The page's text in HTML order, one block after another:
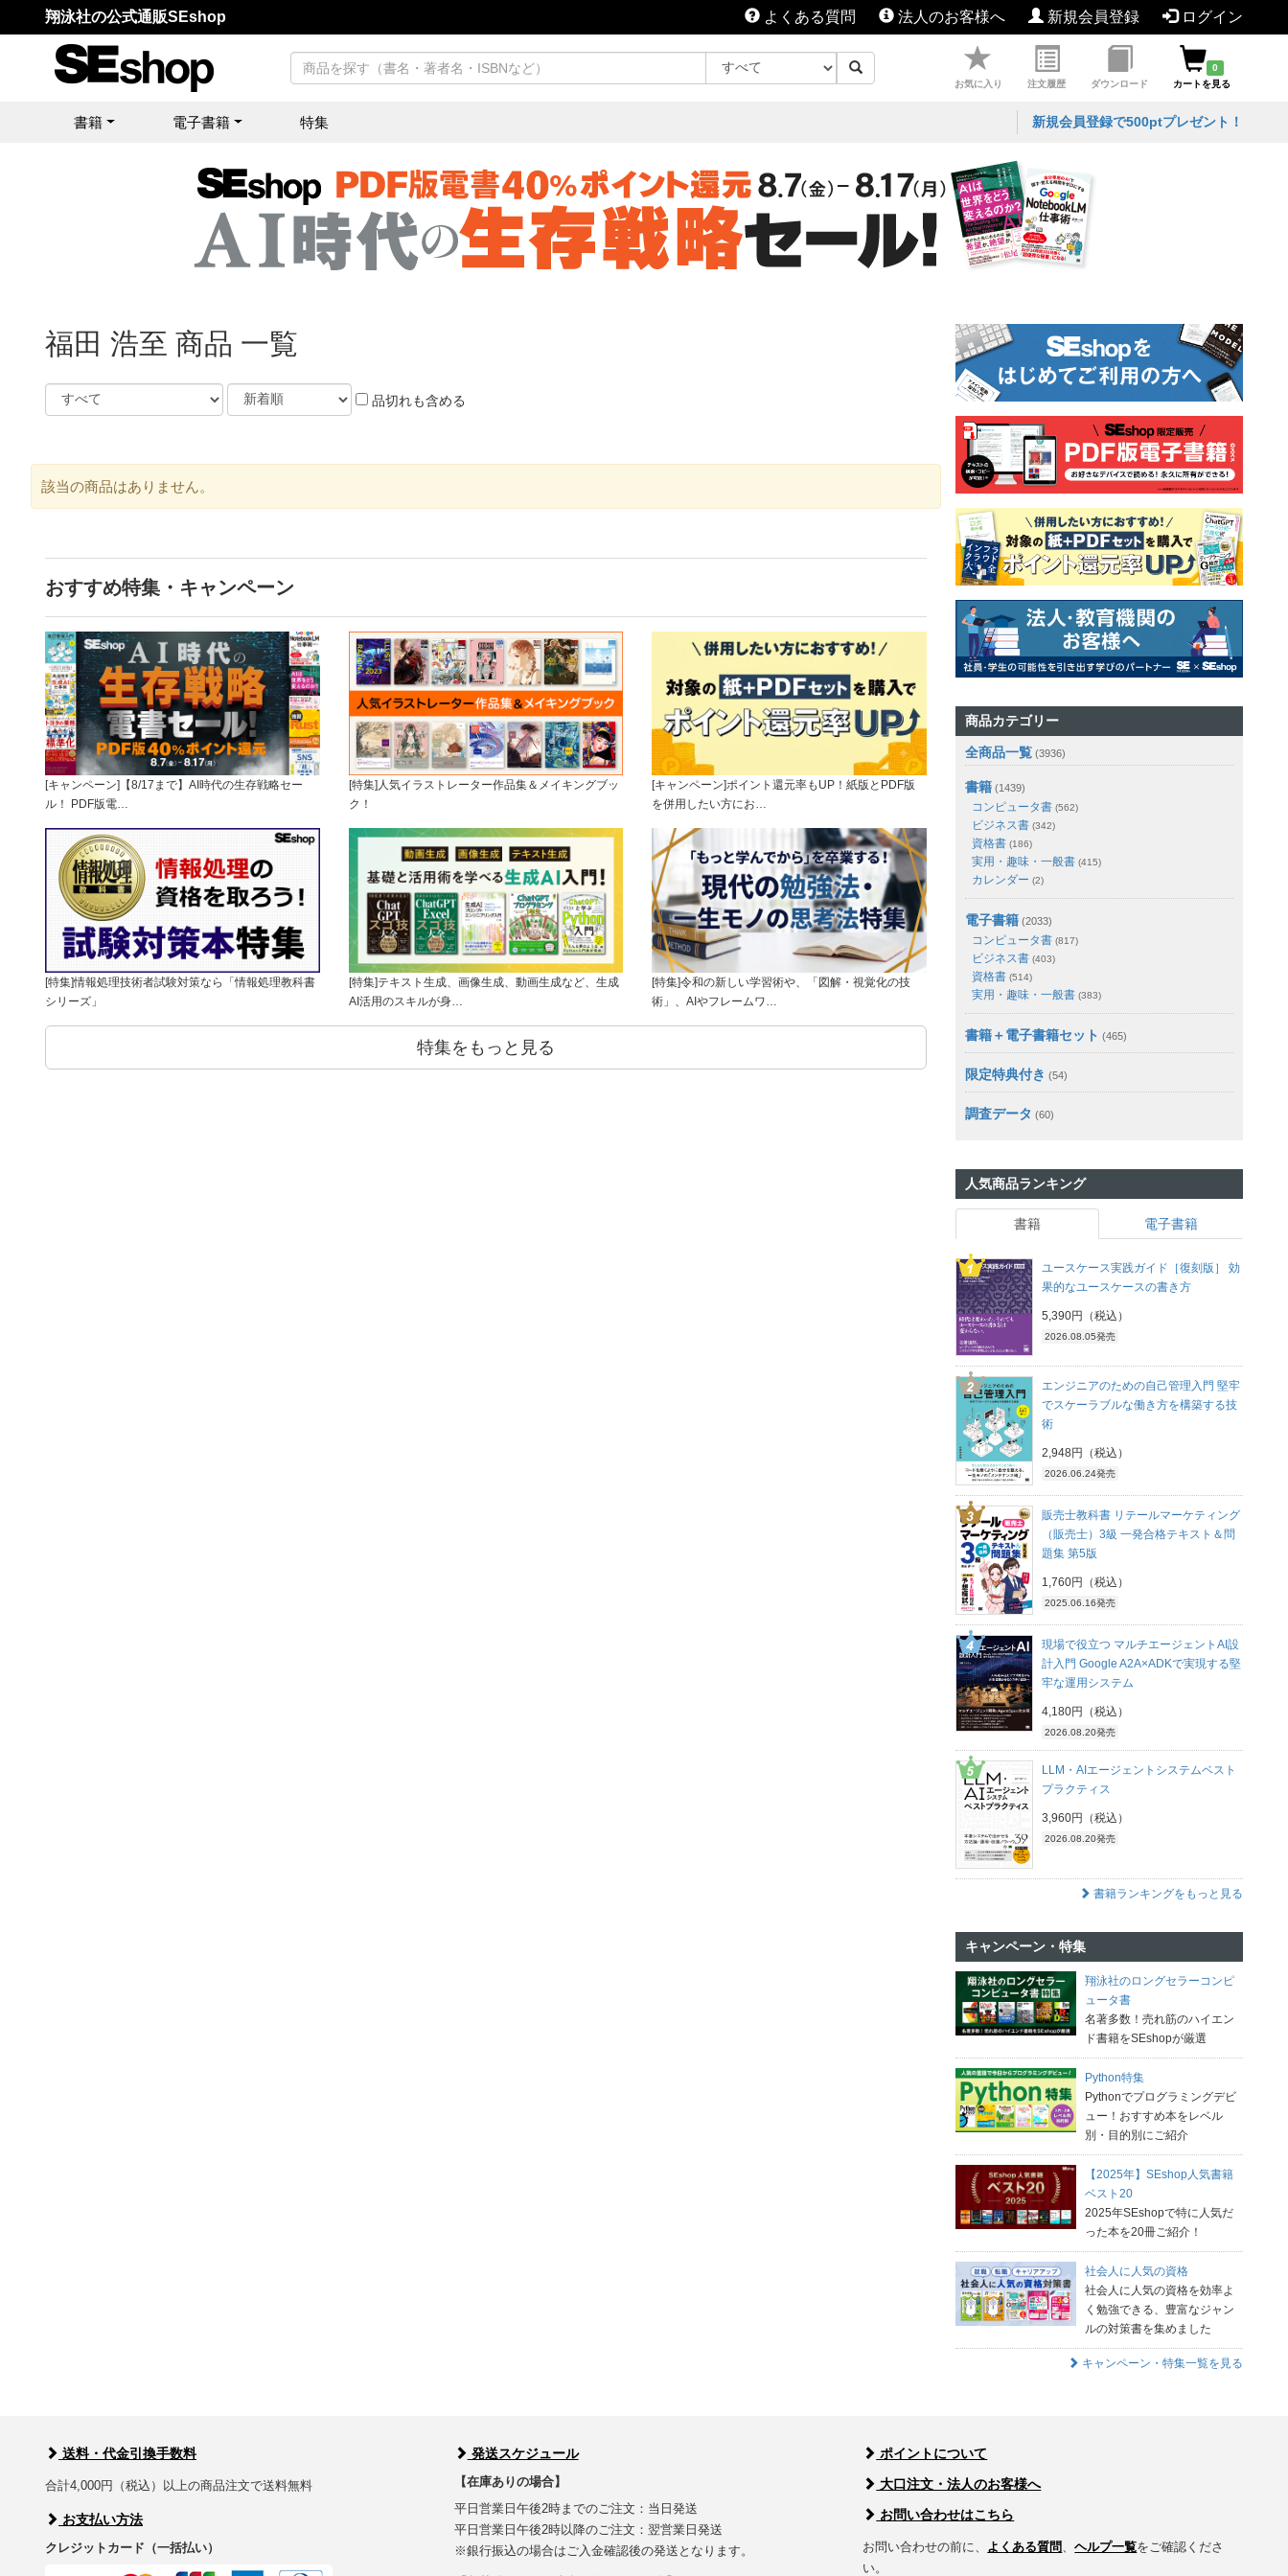
翔泳社の公式通販SEshop よくある質問 法人のお客様へ 新規会員登録 ログイン
お気に入り 注文履歴 ダウンロード
0
カートを見る
書籍 電子書籍 特集 新規会員登録で500ptプレゼント！
福田 浩至 商品 一覧
品切れも含める
該当の商品はありません。
おすすめ特集・キャンペーン
[キャンペーン]【8/17まで】AI時代の生存戦略セー
ル！ PDF版電…
[特集]人気イラストレーター作品集＆メイキングブッ
ク！
[キャンペーン]ポイント還元率もUP！紙版とPDF版
を併用したい方にお…
[特集]情報処理技術者試験対策なら「情報処理教科書
シリーズ」
[特集]テキスト生成、画像生成、動画生成など、生成
AI活用のスキルが身…
[特集]令和の新しい学習術や、「図解・視覚化の技
術」、AIやフレームワ…
特集をもっと見る
商品カテゴリー
全商品一覧 (3936)
書籍 (1439)
コンピュータ書 (562)
ビジネス書 (342)
資格書 (186)
実用・趣味・一般書 (415)
カレンダー (2)
電子書籍 (2033)
コンピュータ書 (817)
ビジネス書 (403)
資格書 (514)
実用・趣味・一般書 (383)
書籍＋電子書籍セット (465)
限定特典付き (54)
調査データ (60)
人気商品ランキング
書籍 電子書籍
ユースケース実践ガイド［復刻版］ 効
果的なユースケースの書き方
5,390円（税込）
2026.08.05発売
エンジニアのための自己管理入門 堅牢
でスケーラブルな働き方を構築する技
術
2,948円（税込）
2026.06.24発売
販売士教科書 リテールマーケティング
（販売士）3級 一発合格テキスト＆問
題集 第5版
1,760円（税込）
2025.06.16発売
現場で役立つ マルチエージェントAI設
計入門 Google A2A×ADKで実現する堅
牢な運用システム
4,180円（税込）
2026.08.20発売
LLM・AIエージェントシステムベスト
プラクティス
3,960円（税込）
2026.08.20発売
書籍ランキングをもっと見る
キャンペーン・特集
翔泳社のロングセラーコンピ
ュータ書
名著多数！売れ筋のハイエン
ド書籍をSEshopが厳選
Python特集
Pythonでプログラミングデビ
ュー！おすすめ本をレベル
別・目的別にご紹介
【2025年】SEshop人気書籍
ベスト20
2025年SEshopで特に人気だ
った本を20冊ご紹介！
社会人に人気の資格
社会人に人気の資格を効率よ
く勉強できる、豊富なジャン
ルの対策書を集めました
キャンペーン・特集一覧を見る
送料・代金引換手数料
合計4,000円（税込）以上の商品注文で送料無料
お支払い方法
クレジットカード（一括払い）
発送スケジュール
【在庫ありの場合】
平日営業日午後2時までのご注文：当日発送
平日営業日午後2時以降のご注文：翌営業日発送
※銀行振込の場合はご入金確認後の発送となります。
ポイントについて
大口注文・法人のお客様へ
お問い合わせはこちら
お問い合わせの前に、 よくある質問、ヘルプ一覧をご確認くださ
い。